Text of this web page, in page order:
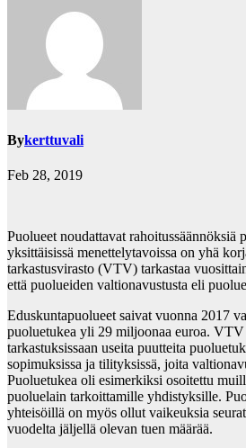
Bykerttuvali
Feb 28, 2019
Puolueet noudattavat rahoitussäännöksiä
yksittäisissä menettelytavoissa on yhä
tarkastusvirasto (VTV) tarkastaa
että puolueiden valtionavustusta eli
Eduskuntapuolueet saivat vuonna 2017
puoluetukea yli 29 miljoonaa euroa.
tarkastuksissaan useita puutteita
sopimuksissa ja tilityksissä, joita
Puoluetukea oli esimerkiksi osoitettu
puoluelain tarkoittamille yhdistyksille.
yhteisöillä on myös ollut vaikeuksia
vuodelta jäljellä olevan tuen määrää.